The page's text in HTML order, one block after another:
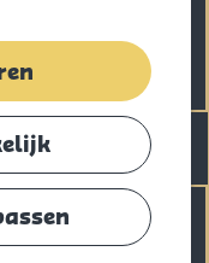
Winkelen
Koningsdag
Blijf
Eten
Slapen
de